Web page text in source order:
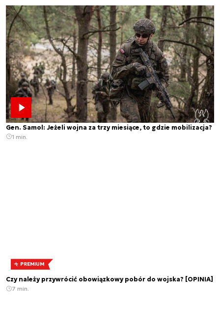
Gen. Samol: Jeżeli wojna za trzy miesiące, to gdzie mobilizacja?
1 min.
PREMIUM
Czy należy przywrócić obowiązkowy pobór do wojska? [OPINIA]
7 min.